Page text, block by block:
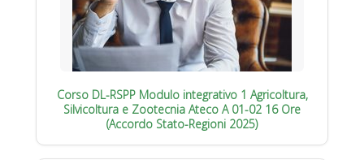
Corso DL-RSPP Modulo integrativo 1 Agricoltura,
Silvicoltura e Zootecnia Ateco A 01-02 16 Ore
(Accordo Stato-Regioni 2025)